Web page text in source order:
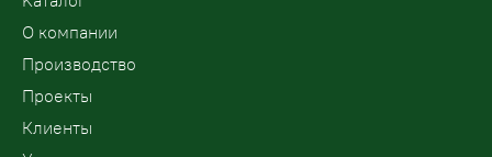
О компании
Производство
Проекты
Клиенты